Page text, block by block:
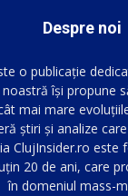
Despre noi
o publicație
își propune
mai mare
știri și analize
ClujInsider.ro
20 de ani, care
în domeniul mass-